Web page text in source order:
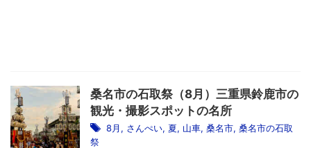
桑名市の石取祭（8月）三重県鈴鹿市の
観光・撮影スポットの名所
8月, さんぺい, 夏, 山車, 桑名市, 桑名市の石取
祭